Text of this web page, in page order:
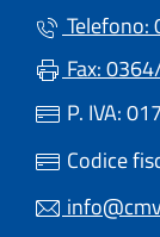
Telefono:
Fax:
P. IVA:
Codice